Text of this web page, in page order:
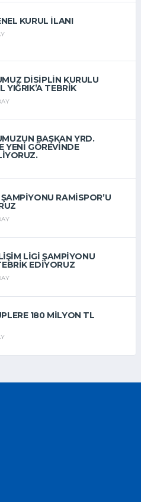
KURUL İLANI
DISIPLIN KURULU
YIĞRIK’A TEBRIK
BAŞKAN YRD.
YENI GÖREVINDE
RAMISPOR’U
LIGI ŞAMPIYONU
EDIYORUZ
180 MILYON TL